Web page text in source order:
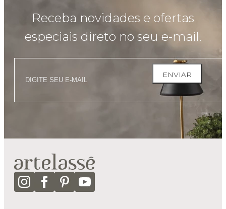
Receba novidades e ofertas
especiais direto no seu e-mail.
ENVIAR